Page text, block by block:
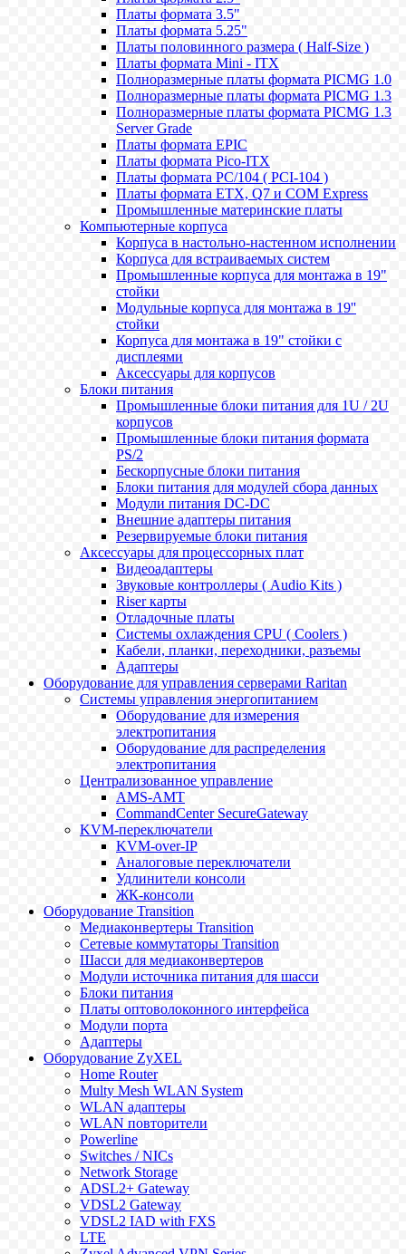
Платы формата 3.5"
Платы формата 5.25"
Платы половинного размера ( Half-Size )
Платы формата Mini - ITX
Полноразмерные платы формата PICMG 1.0
Полноразмерные платы формата PICMG 1.3
Полноразмерные платы формата PICMG 1.3
Server Grade
Платы формата EPIC
Платы формата Pico-ITX
Платы формата PC/104 ( PCI-104 )
Платы формата ETX, Q7 и COM Express
Промышленные материнские платы
Компьютерные корпуса
Корпуса в настольно-настенном исполнении
Корпуса для встраиваемых систем
Промышленные корпуса для монтажа в 19"
стойки
Модульные корпуса для монтажа в 19''
стойки
Корпуса для монтажа в 19" стойки с
дисплеями
Аксессуары для корпусов
Блоки питания
Промышленные блоки питания для 1U / 2U
корпусов
Промышленные блоки питания формата
PS/2
Бескорпусные блоки питания
Блоки питания для модулей сбора данных
Модули питания DC-DC
Внешние адаптеры питания
Резервируемые блоки питания
Аксессуары для процессорных плат
Видеоадаптеры
Звуковые контроллеры ( Audio Kits )
Riser карты
Отладочные платы
Системы охлаждения CPU ( Coolers )
Кабели, планки, переходники, разъемы
Адаптеры
Оборудование для управления серверами Raritan
Системы управления энергопитанием
Оборудование для измерения
электропитания
Оборудование для распределения
электропитания
Централизованное управление
AMS-AMT
CommandCenter SecureGateway
KVM-переключатели
KVM-over-IP
Аналоговые переключатели
Удлинители консоли
ЖК-консоли
Оборудование Transition
Медиаконвертеры Transition
Сетевые коммутаторы Transition
Шасси для медиаконвертеров
Модули источника питания для шасси
Блоки питания
Платы оптоволоконного интерфейса
Модули порта
Адаптеры
Оборудование ZyXEL
Home Router
Multy Mesh WLAN System
WLAN адаптеры
WLAN повторители
Powerline
Switches / NICs
Network Storage
ADSL2+ Gateway
VDSL2 Gateway
VDSL2 IAD with FXS
LTE